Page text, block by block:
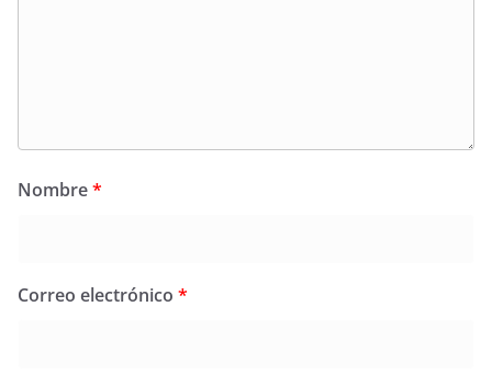
Nombre*
Correo electrónico *